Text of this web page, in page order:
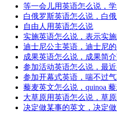
等一会儿用英语怎么说，
白俄罗斯英语怎么说，白
自由人用英语怎么说
实施英语怎么说，表示实
迪士尼公主英语，迪士尼
成果英语怎么说，成果简
参加活动英语怎么说，最
参加开幕式英语，喘不过
藜麦英文怎么说，quinoa
大草原用英语怎么说，草
决定做某事的英文，决定